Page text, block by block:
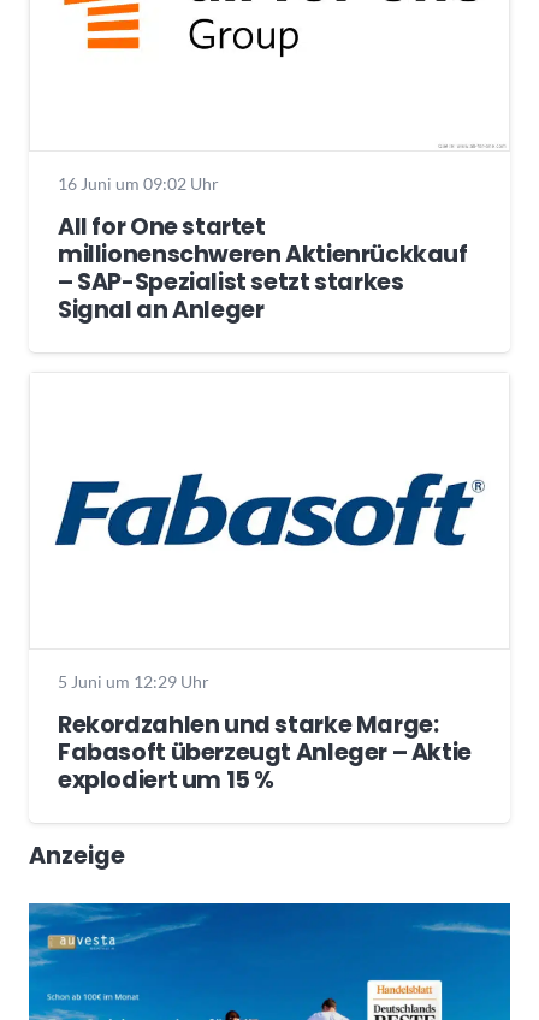
16 Juni um 09:02 Uhr
All for One startet
millionenschweren Aktienrückkauf
– SAP-Spezialist setzt starkes
Signal an Anleger
5 Juni um 12:29 Uhr
Rekordzahlen und starke Marge:
Fabasoft überzeugt Anleger – Aktie
explodiert um 15 %
Anzeige